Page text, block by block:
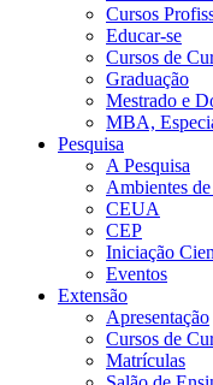
Cursos
Educar-se
Cursos de
Graduação
Mestrado e
MBA,
Pesquisa
A Pesquisa
Ambientes
CEUA
CEP
Iniciação
Eventos
Extensão
Apresentação
Cursos de
Matrículas